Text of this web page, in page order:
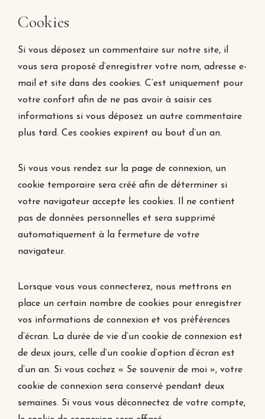
Cookies
Si vous déposez un commentaire sur notre site, il
vous sera proposé d’enregistrer votre nom, adresse e-
mail et site dans des cookies. C’est uniquement pour
votre confort afin de ne pas avoir à saisir ces
informations si vous déposez un autre commentaire
plus tard. Ces cookies expirent au bout d’un an.
Si vous vous rendez sur la page de connexion, un
cookie temporaire sera créé afin de déterminer si
votre navigateur accepte les cookies. Il ne contient
pas de données personnelles et sera supprimé
automatiquement à la fermeture de votre
navigateur.
Lorsque vous vous connecterez, nous mettrons en
place un certain nombre de cookies pour enregistrer
vos informations de connexion et vos préférences
d’écran. La durée de vie d’un cookie de connexion est
de deux jours, celle d’un cookie d’option d’écran est
d’un an. Si vous cochez « Se souvenir de moi », votre
cookie de connexion sera conservé pendant deux
semaines. Si vous vous déconnectez de votre compte,